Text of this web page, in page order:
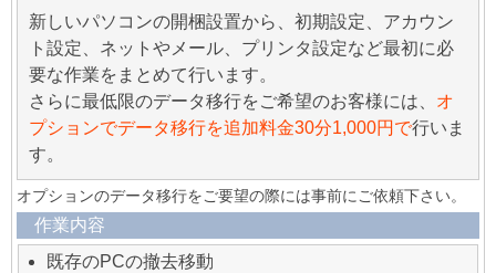
新しいパソコンの開梱設置から、初期設定、アカウン
ト設定、ネットやメール、プリンタ設定など最初に必
要な作業をまとめて行います。
さらに最低限のデータ移行をご希望のお客様には、 オ
プションでデータ移行を追加料金30分1,000円で行いま
す。
オプションのデータ移行をご要望の際には事前にご依頼下さい。
作業内容
既存のPCの撤去移動